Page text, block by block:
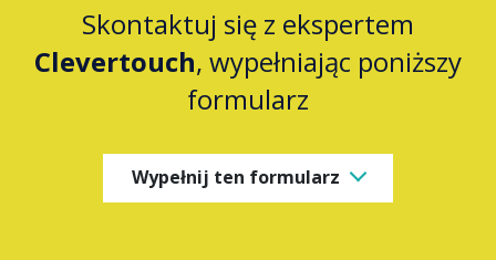
Skontaktuj się z ekspertem
Clevertouch, wypełniając poniższy
formularz
Wypełnij ten formularz